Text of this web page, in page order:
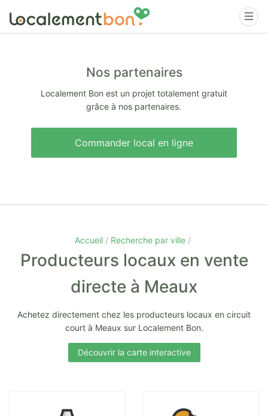
Nos partenaires
Localement Bon est un projet totalement gratuit
grâce à nos partenaires.
Commander local en ligne
Accueil Recherche par ville
Producteurs locaux en vente
directe à Meaux
Achetez directement chez les producteurs locaux en circuit
court à Meaux sur Localement Bon.
Découvrir la carte interactive